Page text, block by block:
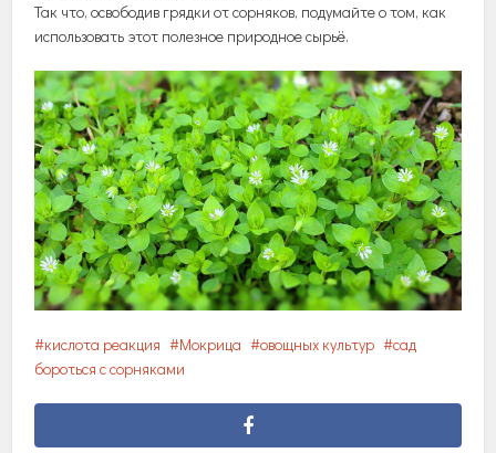
Так что, освободив грядки от сорняков, подумайте о том, как
использовать этот полезное природное сырьё.
кислота реакция Мокрица овощных культур
сад
бороться с сорняками